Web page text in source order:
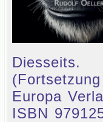
Diesseits.
Europa
ISBN